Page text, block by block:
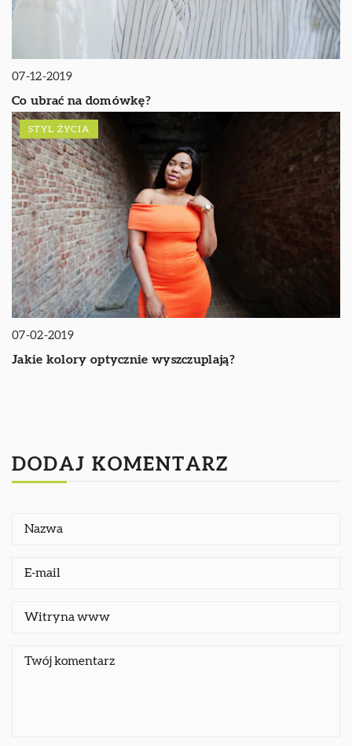
07-12-2019
Co ubrać na domówkę?
STYL ŻYCIA
07-02-2019
Jakie kolory optycznie wyszczuplają?
DODAJ KOMENTARZ